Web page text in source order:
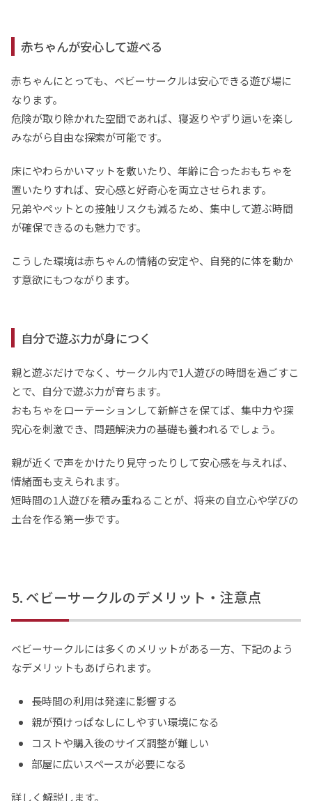
赤ちゃんが安心して遊べる
赤ちゃんにとっても、ベビーサークルは安心できる遊び場に
なります。
危険が取り除かれた空間であれば、寝返りやずり這いを楽し
みながら自由な探索が可能です。
床にやわらかいマットを敷いたり、年齢に合ったおもちゃを
置いたりすれば、安心感と好奇心を両立させられます。
兄弟やペットとの接触リスクも減るため、集中して遊ぶ時間
が確保できるのも魅力です。
こうした環境は赤ちゃんの情緒の安定や、自発的に体を動か
す意欲にもつながります。
自分で遊ぶ力が身につく
親と遊ぶだけでなく、サークル内で1人遊びの時間を過ごすこ
とで、自分で遊ぶ力が育ちます。
おもちゃをローテーションして新鮮さを保てば、集中力や探
究心を刺激でき、問題解決力の基礎も養われるでしょう。
親が近くで声をかけたり見守ったりして安心感を与えれば、
情緒面も支えられます。
短時間の1人遊びを積み重ねることが、将来の自立心や学びの
土台を作る第一歩です。
ベビーサークルのデメリット・注意点
ベビーサークルには多くのメリットがある一方、下記のよう
なデメリットもあげられます。
長時間の利用は発達に影響する
親が預けっぱなしにしやすい環境になる
コストや購入後のサイズ調整が難しい
部屋に広いスペースが必要になる
詳しく解説します。